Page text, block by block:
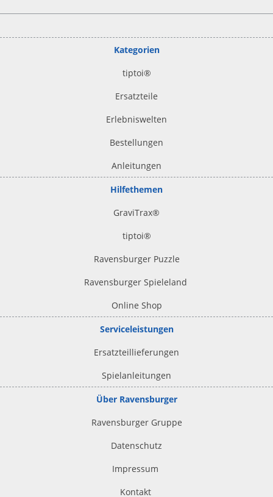
Kategorien
tiptoi®
Ersatzteile
Erlebniswelten
Bestellungen
Anleitungen
Hilfethemen
GraviTrax®
tiptoi®
Ravensburger Puzzle
Ravensburger Spieleland
Online Shop
Serviceleistungen
Ersatzteillieferungen
Spielanleitungen
Über Ravensburger
Ravensburger Gruppe
Datenschutz
Impressum
Kontakt